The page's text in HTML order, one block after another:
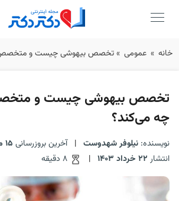
Skip
خانه » عمومی »تخصص بیهوشی چیست و متخصص
تخصص بیهوشی چیست و
چه می‌کند؟
نویسنده: نیلوفر شهدوست | آخرین بروزرسانی 15 مرداد 1405
انتشار 22 خرداد 1403 |